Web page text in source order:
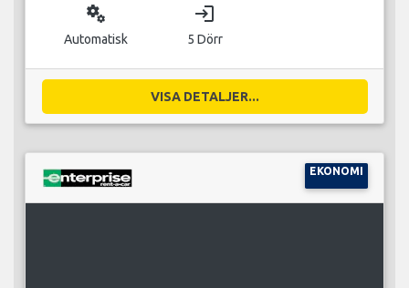
miscellaneous_services
Automatisk
login
5 Dörr
VISA DETALJER...
EKONOMI